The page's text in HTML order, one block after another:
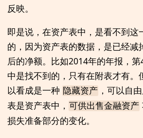
反映。
即是说，在资产表中，是看不到这
的，因为资产表的数据，是已经减
后的净额。比如2014年的年报，
中是找不到的，只有在附表才有。
以看成是一种 隐藏资产 ，可以自
表是资产表中， 可供出售金融资产
损失准备部分的变化。